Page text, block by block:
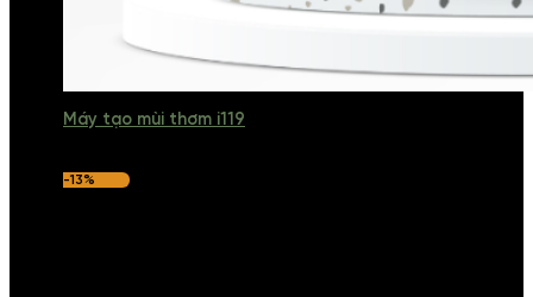
Máy tạo mùi thơm i119
-13%